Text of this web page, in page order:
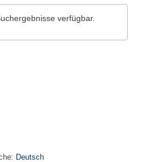
verfügbar.
Deutsch